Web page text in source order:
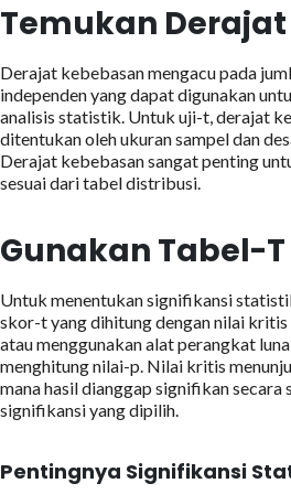
Temukan
Derajat kebebasan mengacu pada
independen yang dapat digunakan
analisis statistik. Untuk uji-t, derajat
ditentukan oleh ukuran sampel dan
Derajat kebebasan sangat penting
sesuai dari tabel distribusi.
Gunakan Tabel-T
Untuk menentukan signifikansi
skor-t yang dihitung dengan nilai
atau menggunakan alat perangkat
menghitung nilai-p. Nilai kritis
mana hasil dianggap signifikan
signifikansi yang dipilih.
Pentingnya Signifikansi